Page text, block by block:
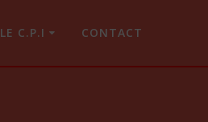
LE C.P.I CONTACT